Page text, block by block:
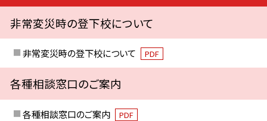
非常変災時の登下校について
非常変災時の登下校について PDF
各種相談窓口のご案内
各種相談窓口のご案内 PDF